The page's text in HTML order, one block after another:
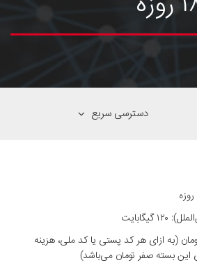
دسترسی سریع
: 133.900 تومان (به ازای هر کد پستی یا کد ملی، هزینه
این بسته صفر تومان می‌باشد)